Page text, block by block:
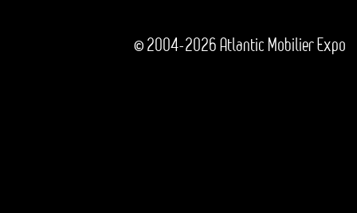
© 2004-2026 Atlantic Mobilier Expo